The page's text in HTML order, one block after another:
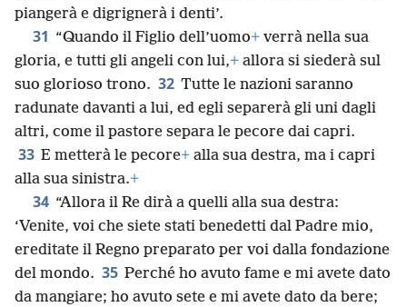
piangerà e digrignerà i denti’.
31 “Quando il Figlio dell’uomo+ verrà nella sua
gloria, e tutti gli angeli con lui,+ allora si siederà sul
suo glorioso trono. 32 Tutte le nazioni saranno
radunate davanti a lui, ed egli separerà gli uni dagli
altri, come il pastore separa le pecore dai capri.
33 E metterà le pecore+ alla sua destra, ma i capri
alla sua sinistra.+
34 “Allora il Re dirà a quelli alla sua destra:
‘Venite, voi che siete stati benedetti dal Padre mio,
ereditate il Regno preparato per voi dalla fondazione
del mondo. 35 Perché ho avuto fame e mi avete dato
da mangiare; ho avuto sete e mi avete dato da bere;